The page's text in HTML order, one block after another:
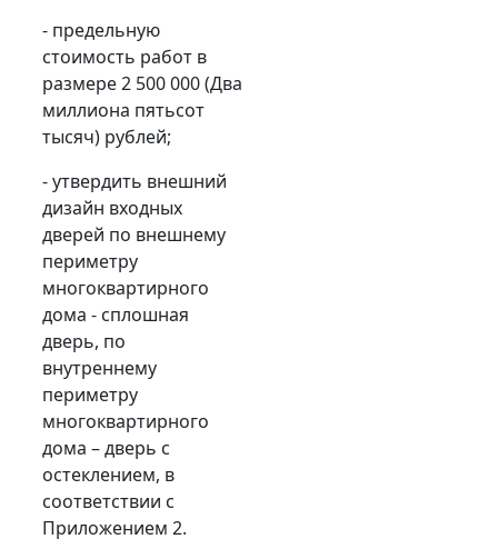
- предельную
стоимость работ в
размере 2 500 000 (Два
миллиона пятьсот
тысяч) рублей;
- утвердить внешний
дизайн входных
дверей по внешнему
периметру
многоквартирного
дома - сплошная
дверь, по
внутреннему
периметру
многоквартирного
дома – дверь с
остеклением, в
соответствии с
Приложением 2.